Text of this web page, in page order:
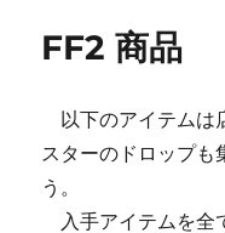
ー
FF2 商品
以下のアイテムは
スターのドロップも
う。
入手アイテムを全